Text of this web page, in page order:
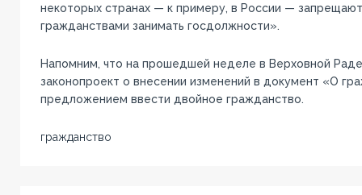
некоторых странах — к примеру, в России —
гражданствами занимать госдолжности».
Напомним, что на прошедшей неделе в Верховной
законопроект о внесении изменений в документ «О
предложением ввести двойное гражданство.
гражданство